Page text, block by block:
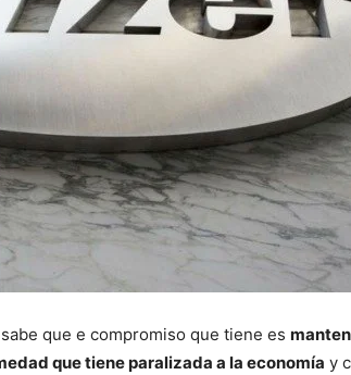
que e compromiso que tiene es
que tiene paralizada a la economía y